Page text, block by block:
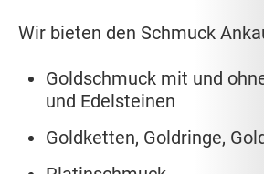
Wir bieten den Schmuck
Goldschmuck mit und
und Edelsteinen
Goldketten, Goldringe,